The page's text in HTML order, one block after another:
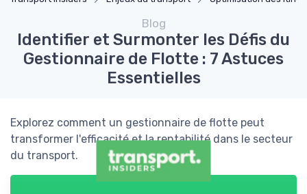
Blog
Identifier et Surmonter les Défis du
Gestionnaire de Flotte : 7 Astuces
Essentielles
Explorez comment un gestionnaire de flotte peut
transformer l'efficacité et la rentabilité dans le secteur
du transport.